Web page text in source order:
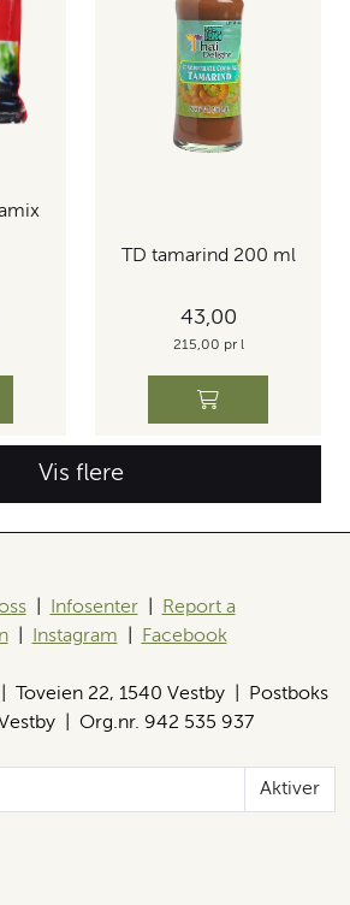
TD tamarind 200 ml
43,00
215,00 pr l
Vis flere
| Infosenter|
Report a
| Instagram Facebook
22, 1540 Vestby | Postboks
| Org.nr. 942 535 937
Aktiver